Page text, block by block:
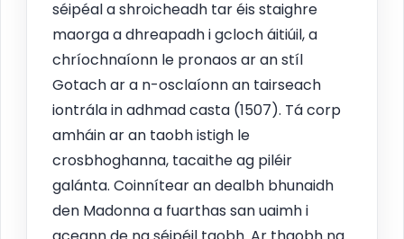
séipéal a shroicheadh tar éis staighre
maorga a dhreapadh i gcloch áitiúil, a
chríochnaíonn le pronaos ar an stíl
Gotach ar a n-osclaíonn an tairseach
iontrála in adhmad casta (1507). Tá corp
amháin ar an taobh istigh le
crosbhoghanna, tacaithe ag piléir
galánta. Coinnítear an dealbh bhunaidh
den Madonna a fuarthas san uaimh i